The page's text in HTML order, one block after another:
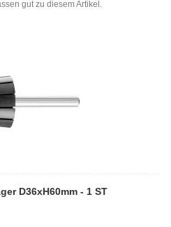
gut zu diesem Artikel.
D36xH60mm - 1 ST